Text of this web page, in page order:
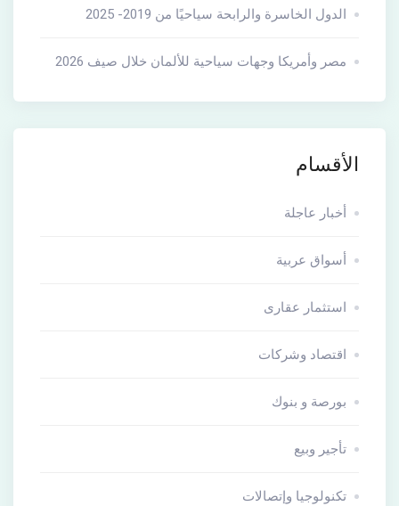
الدول الخاسرة والرابحة سياحيًا من 2019- 2025
مصر وأمريكا وجهات سياحية للألمان خلال صيف 2026
الأقسام
أخبار عاجلة
أسواق عربية
استثمار عقارى
اقتصاد وشركات
بورصة و بنوك
تأجير وبيع
تكنولوجيا وإتصالات